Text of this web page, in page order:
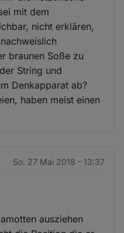
mit dem
nicht erklären,
braunen Soße zu
String und
Denkapparat ab?
haben meist einen
So. 27 Mai 2018 - 13:37
ausziehen